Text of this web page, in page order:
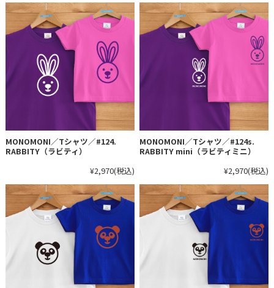
MONOMONI／Tシャツ／#124.
RABBITY（ラビティ）
¥2,970(税込)
MONOMONI／Tシャツ／#124s.
RABBITY mini（ラビティミニ）
¥2,970(税込)